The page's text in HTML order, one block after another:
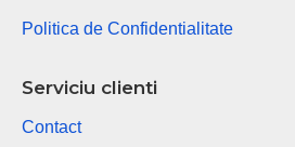
Politica de Confidentialitate
Serviciu clienti
Contact